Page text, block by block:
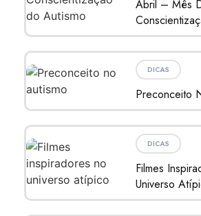
Abril – Mês
DICAS
Preconceito
DICAS
Filmes
Universo